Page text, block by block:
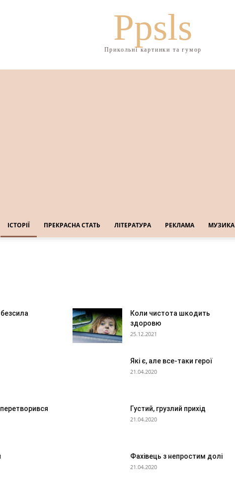
Ppsls
Прикольні картинки та гумор
ІСТОРІЇ ПРЕКРАСНА СТАТЬ ЛІТЕРАТУРА РЕКЛАМА МУЗИКА
зв'язок музика начальство
техніка покупатели покупці поліграфія поліція
прекрасна стать
родичі розваги сантехніка секретарі
телефонограми транспорт туризм фото і відео
Коли чистота шкодить
здоровю
25.12.2021
Які є, але все-таки герої
21.04.2020
Густий, грузлий прихід
21.04.2020
Фахівець з непростим долі
21.04.2020